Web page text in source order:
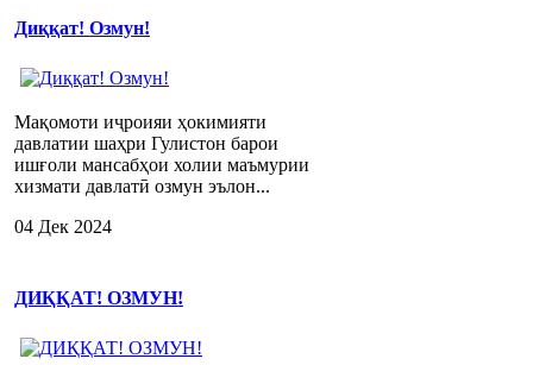
Диққат! Озмун!
Мақомоти иҷроияи ҳокимияти
давлатии шаҳри Гулистон барои
ишғоли мансабҳои холии маъмурии
хизмати давлатӣ озмун эълон...
04 Дек 2024
ДИҚҚАТ! ОЗМУН!